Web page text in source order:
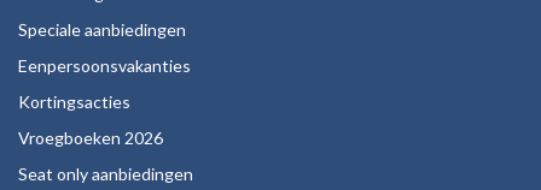
Speciale aanbiedingen
Eenpersoonsvakanties
Kortingsacties
Vroegboeken 2026
Seat only aanbiedingen